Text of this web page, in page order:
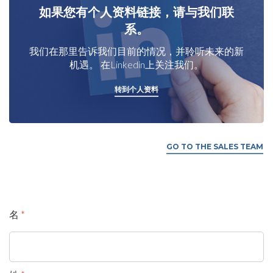
如果您有个人资料链接，请与我们联
系。
我们在那里告诉我们目前的情况，并聆听未来的新
机遇。 在Linkedin上关注我们。
转到个人资料
GO TO THE SALES TEAM
名